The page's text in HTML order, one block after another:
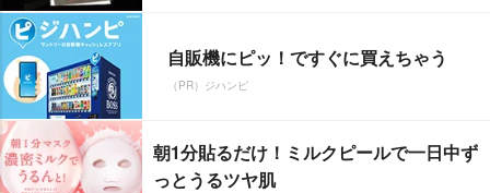
自販機にピッ！ですぐに買えちゃう
（PR）ジハンピ
朝1分貼るだけ！ミルクピールで一日中ず
っとうるツヤ肌